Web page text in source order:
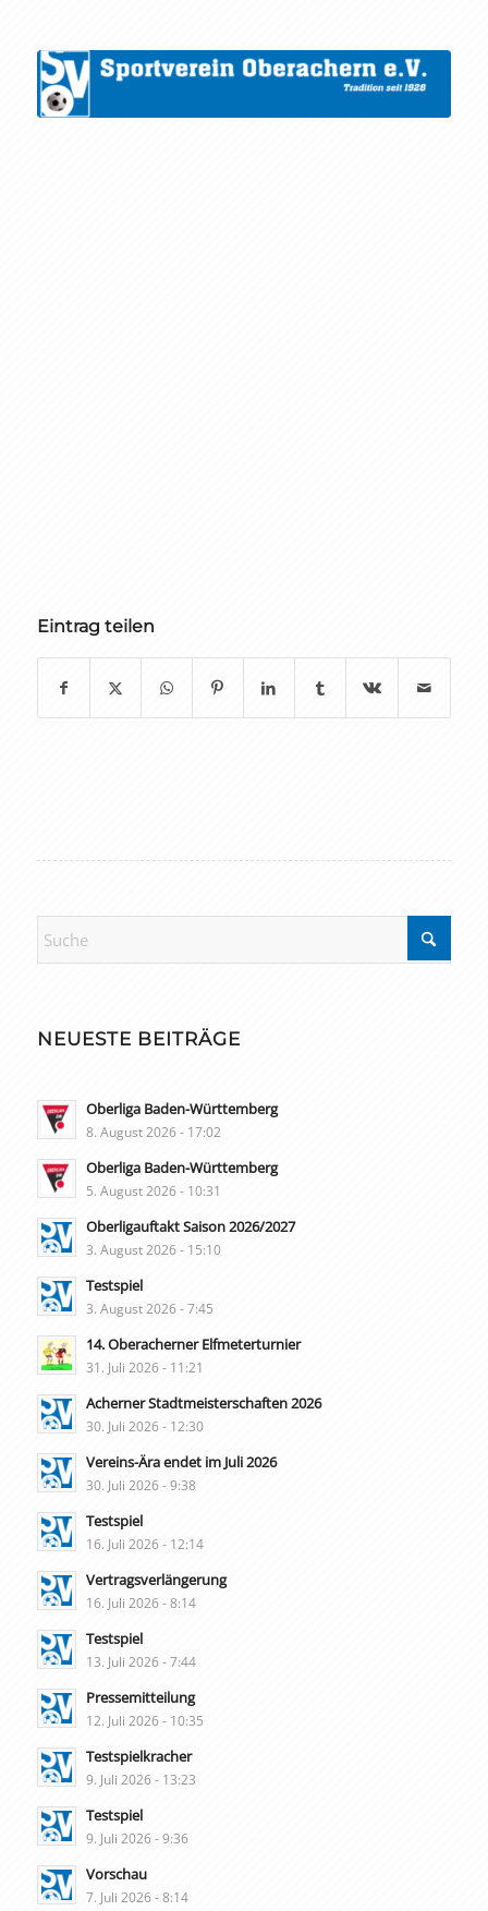
Eintrag teilen
NEUESTE BEITRÄGE
Oberliga Baden-Württemberg
8. August 2026 - 17:02
Oberliga Baden-Württemberg
5. August 2026 - 10:31
Oberligauftakt Saison 2026/2027
3. August 2026 - 15:10
Testspiel
3. August 2026 - 7:45
14. Oberacherner Elfmeterturnier
31. Juli 2026 - 11:21
Acherner Stadtmeisterschaften 2026
30. Juli 2026 - 12:30
Vereins-Ära endet im Juli 2026
30. Juli 2026 - 9:38
Testspiel
16. Juli 2026 - 12:14
Vertragsverlängerung
16. Juli 2026 - 8:14
Testspiel
13. Juli 2026 - 7:44
Pressemitteilung
12. Juli 2026 - 10:35
Testspielkracher
9. Juli 2026 - 13:23
Testspiel
9. Juli 2026 - 9:36
Vorschau
7. Juli 2026 - 8:14